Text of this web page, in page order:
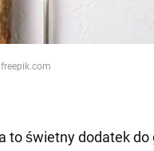
to świetny dodatek